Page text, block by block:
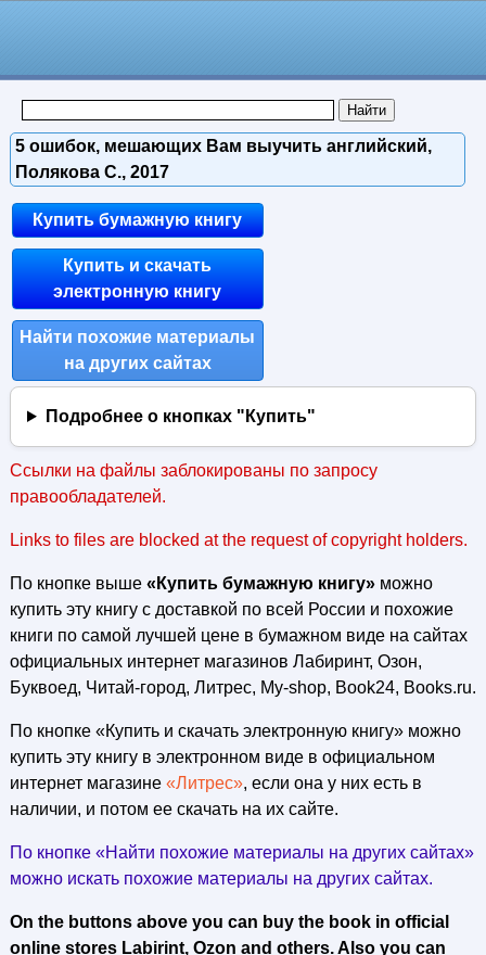
5 ошибок, мешающих Вам выучить английский,
Полякова С., 2017
Купить бумажную книгу
Купить и скачать
электронную книгу
Найти похожие материалы
на других сайтах
Подробнее о кнопках "Купить"
Ссылки на файлы заблокированы по запросу
правообладателей.
Links to files are blocked at the request of copyright holders.
По кнопке выше «Купить бумажную книгу»можно
купить эту книгу с доставкой по всей России и похожие
книги по самой лучшей цене в бумажном виде на сайтах
официальных интернет магазинов Лабиринт, Озон,
Буквоед, Читай-город, Литрес, My-shop, Book24, Books.ru.
По кнопке «Купить и скачать электронную книгу» можно
купить эту книгу в электронном виде в официальном
интернет магазине «Литрес», если она у них есть в
наличии, и потом ее скачать на их сайте.
По кнопке «Найти похожие материалы на других сайтах»
можно искать похожие материалы на других сайтах.
On the buttons above you can buy the book in official
online stores Labirint, Ozon and others. Also you can